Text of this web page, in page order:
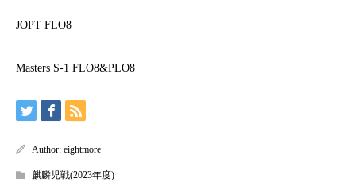
JOPT FLO8
Masters S-1 FLO8&PLO8
Author: eightmore
麒麟児戦(2023年度)